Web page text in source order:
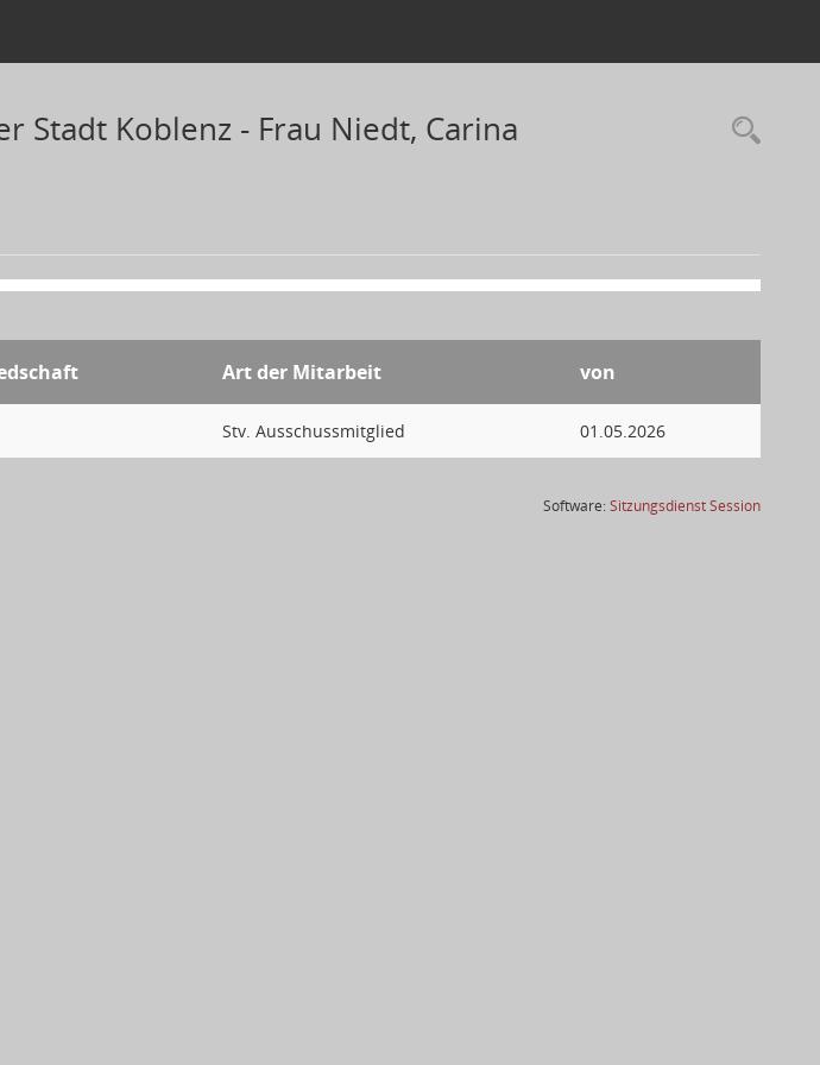
Stadt Koblenz - Frau Niedt, Carina
Art der Mitarbeit von
Stv. Ausschussmitglied 01.05.2026
Software:SitzungsdienstSession(Wird in